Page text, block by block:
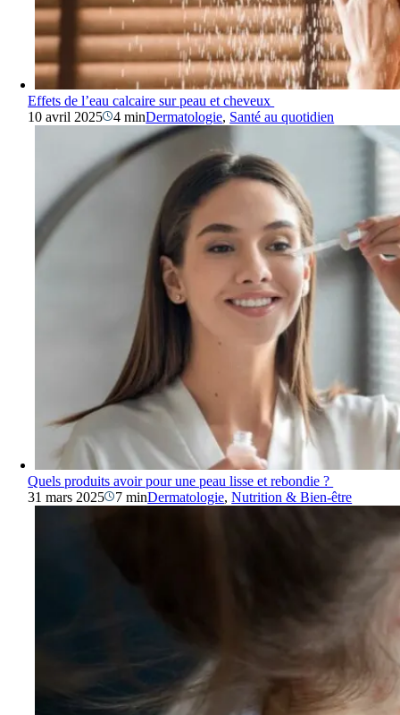
Effets de l’eau calcaire sur peau et cheveux
10 avril 2025
4 minDermatologie, Santé au quotidien
Quels produits avoir pour une peau lisse et rebondie ?
31 mars 2025
7 minDermatologie,Nutrition & Bien-être